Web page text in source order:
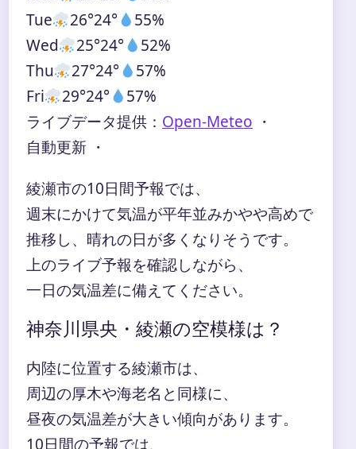
Tue
26°24°
55%
Wed
25°24°
52%
Thu
27°24°
57%
Fri
29°24°
57%
ライブデータ提供： Open-Meteo ・
自動更新 ・
綾瀬市の10日間予報では、
週末にかけて気温が平年並みかやや高めで
推移し、晴れの日が多くなりそうです。
上のライブ予報を確認しながら、
一日の気温差に備えてください。
神奈川県央・綾瀬の空模様は？
内陸に位置する綾瀬市は、
周辺の厚木や海老名と同様に、
昼夜の気温差が大きい傾向があります。
10日間の予報では、